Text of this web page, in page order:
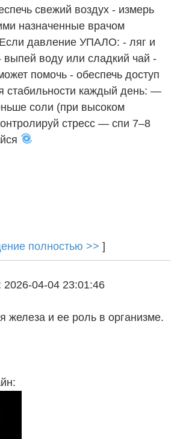
свежий воздух - измерь
назначенные врачом
Если давление УПАЛО: - ляг и
выпей воду или сладкий чай -
помочь - обеспечь доступ
стабильности каждый день: —
соли (при высоком
стресс — спи 7–8
полностью >> ]
04-04 23:01:46
железа и ее роль в организме.